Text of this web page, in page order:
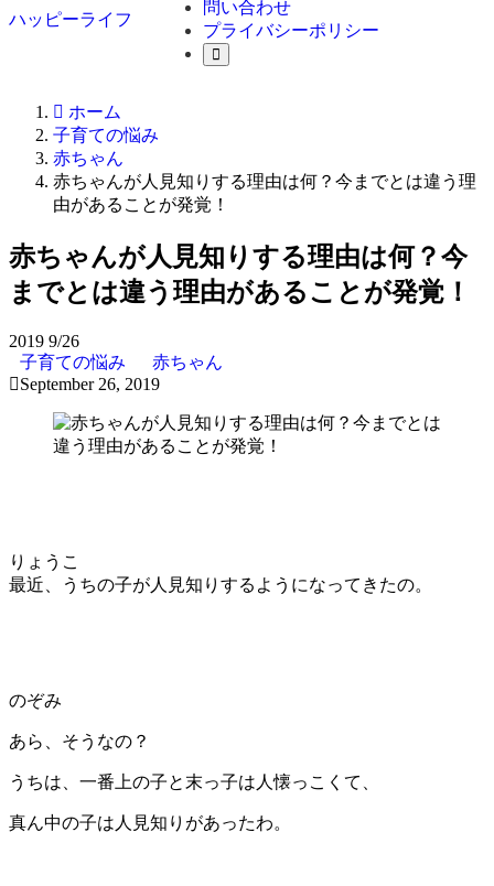
ハッピーライフ
問い合わせ
プライバシーポリシー
ホーム
子育ての悩み
赤ちゃん
赤ちゃんが人見知りする理由は何？今までとは違う理
由があることが発覚！
赤ちゃんが人見知りする理由は何？今
までとは違う理由があることが発覚！
2019 9/26
子育ての悩み
赤ちゃん
September 26, 2019
りょうこ
最近、うちの子が人見知りするようになってきたの。
のぞみ
あら、そうなの？
うちは、一番上の子と末っ子は人懐っこくて、
真ん中の子は人見知りがあったわ。